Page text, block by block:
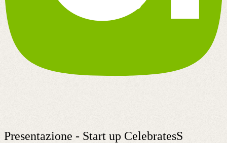
Presentazione - Start up CelebratesS